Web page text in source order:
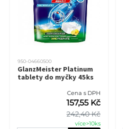
950-04660500
GlanzMeister Platinum
tablety do myčky 45ks
Cena s DPH
242,40 Kč
157,55 Kč
více>10ks